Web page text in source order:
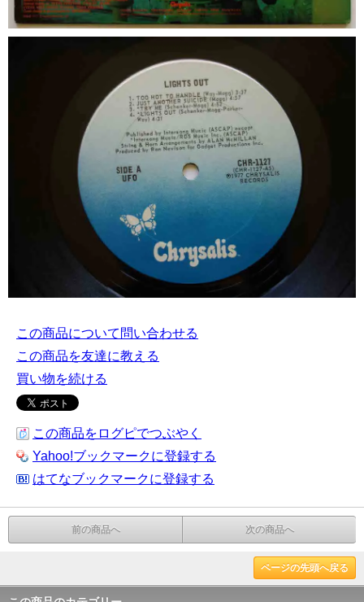
この商品について問い合わせる
この商品を友達に教える
買い物を続ける
この商品をログピでつぶやく
Yahoo!ブックマークに登録する
はてなブックマークに登録する
前の商品へ 次の商品へ
ページの先頭へ戻る